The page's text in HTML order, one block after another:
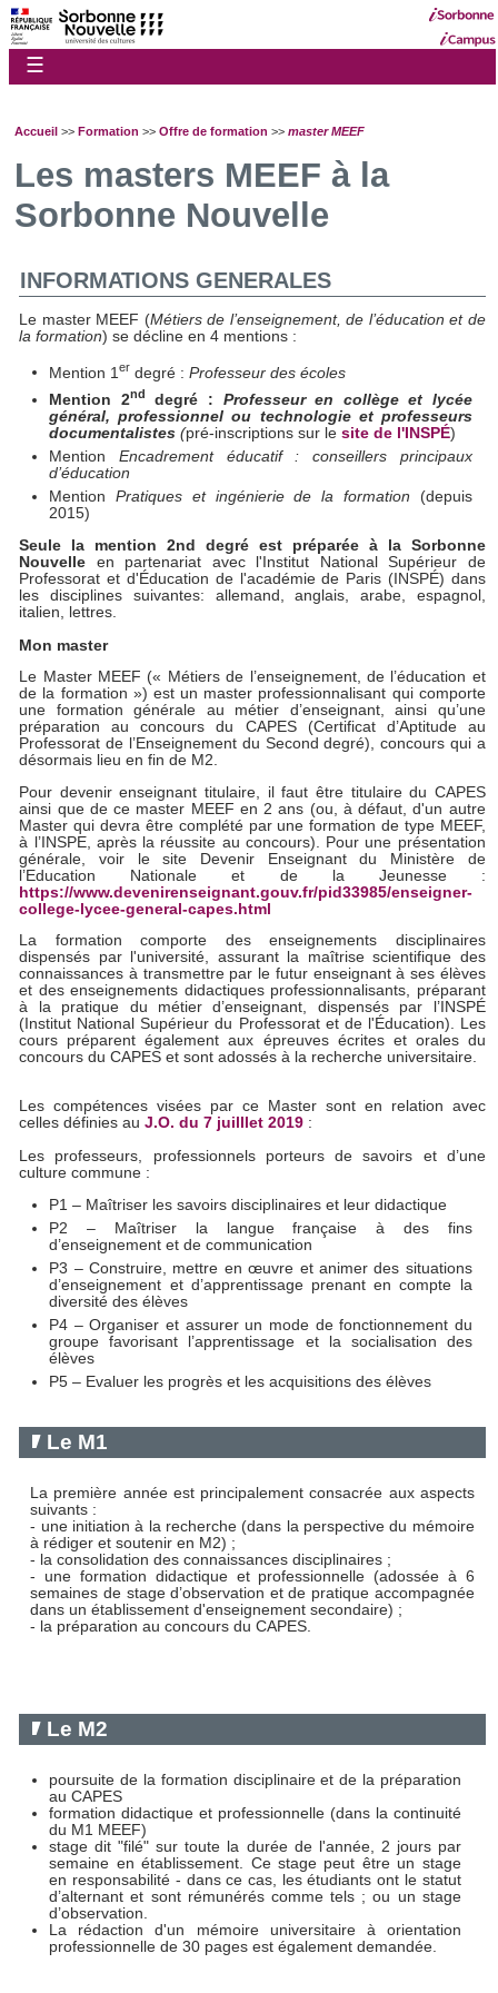
☰
Accueil >> Formation >> Offre de formation >> master MEEF
Les masters MEEF à la
Sorbonne Nouvelle
INFORMATIONS GENERALES
Le master MEEF (Métiers de l’enseignement, de l’éducation et de
la formation) se décline en 4 mentions :
Mention 1er degré :Professeur des écoles
Mention 2nd degré : Professeur en collège et lycée
général, professionnel ou technologie et professeurs
documentalistes(pré-inscriptions sur lesite de l'INSPÉ)
Mention Encadrement éducatif : conseillers principaux
d’éducation
MentionPratiques et ingénierie de la formation (depuis
2015)
Seule la mention 2nd degré est préparée à la Sorbonne
Nouvelle en partenariat avec l'Institut National Supérieur de
Professorat et d'Éducation de l'académie de Paris (INSPÉ) dans
les disciplines suivantes: allemand, anglais, arabe, espagnol,
italien, lettres.
Mon master
Le Master MEEF (« Métiers de l’enseignement, de l’éducation et
de la formation ») est un master professionnalisant qui comporte
une formation générale au métier d’enseignant, ainsi qu’une
préparation au concours du CAPES (Certificat d’Aptitude au
Professorat de l’Enseignement du Second degré), concours qui a
désormais lieu en fin de M2.
Pour devenir enseignant titulaire, il faut être titulaire du CAPES
ainsi que de ce master MEEF en 2 ans (ou, à défaut, d'un autre
Master qui devra être complété par une formation de type MEEF,
à l’INSPE, après la réussite au concours). Pour une présentation
générale, voir le site Devenir Enseignant du Ministère de
l’Education Nationale et de la Jeunesse :
https://www.devenirenseignant.gouv.fr/pid33985/enseigner-
college-lycee-general-capes.html
La formation comporte des enseignements disciplinaires
dispensés par l'université, assurant la maîtrise scientifique des
connaissances à transmettre par le futur enseignant à ses élèves
et des enseignements didactiques professionnalisants, préparant
à la pratique du métier d’enseignant, dispensés par l’INSPÉ
(Institut National Supérieur du Professorat et de l'Éducation). Les
cours préparent également aux épreuves écrites et orales du
concours du CAPES et sont adossés à la recherche universitaire.
Les compétences visées par ce Master sont en relation avec
celles définies au J.O. du 7 juilllet 2019 :
Les professeurs, professionnels porteurs de savoirs et d’une
culture commune :
P1 – Maîtriser les savoirs disciplinaires et leur didactique
P2 – Maîtriser la langue française à des fins
d’enseignement et de communication
P3 – Construire, mettre en œuvre et animer des situations
d’enseignement et d’apprentissage prenant en compte la
diversité des élèves
P4 – Organiser et assurer un mode de fonctionnement du
groupe favorisant l’apprentissage et la socialisation des
élèves
P5 – Evaluer les progrès et les acquisitions des élèves
Le M1
La première année est principalement consacrée aux aspects
suivants :
- une initiation à la recherche (dans la perspective du mémoire
à rédiger et soutenir en M2) ;
- la consolidation des connaissances disciplinaires ;
- une formation didactique et professionnelle (adossée à 6
semaines de stage d’observation et de pratique accompagnée
dans un établissement d'enseignement secondaire) ;
- la préparation au concours du CAPES.
Le M2
poursuite de la formation disciplinaire et de la préparation
au CAPES
formation didactique et professionnelle (dans la continuité
du M1 MEEF)
stage dit "filé" sur toute la durée de l'année, 2 jours par
semaine en établissement. Ce stage peut être un stage
en responsabilité - dans ce cas, les étudiants ont le statut
d’alternant et sont rémunérés comme tels ; ou un stage
d’observation.
La rédaction d'un mémoire universitaire à orientation
professionnelle de 30 pages est également demandée.